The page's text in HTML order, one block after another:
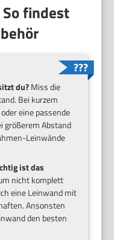
findest
du?Miss die
Bei kurzem
eine passende
größerem Abstand
Leinwände
ist das
nicht komplett
eine Leinwand mit
Ansonsten
den besten